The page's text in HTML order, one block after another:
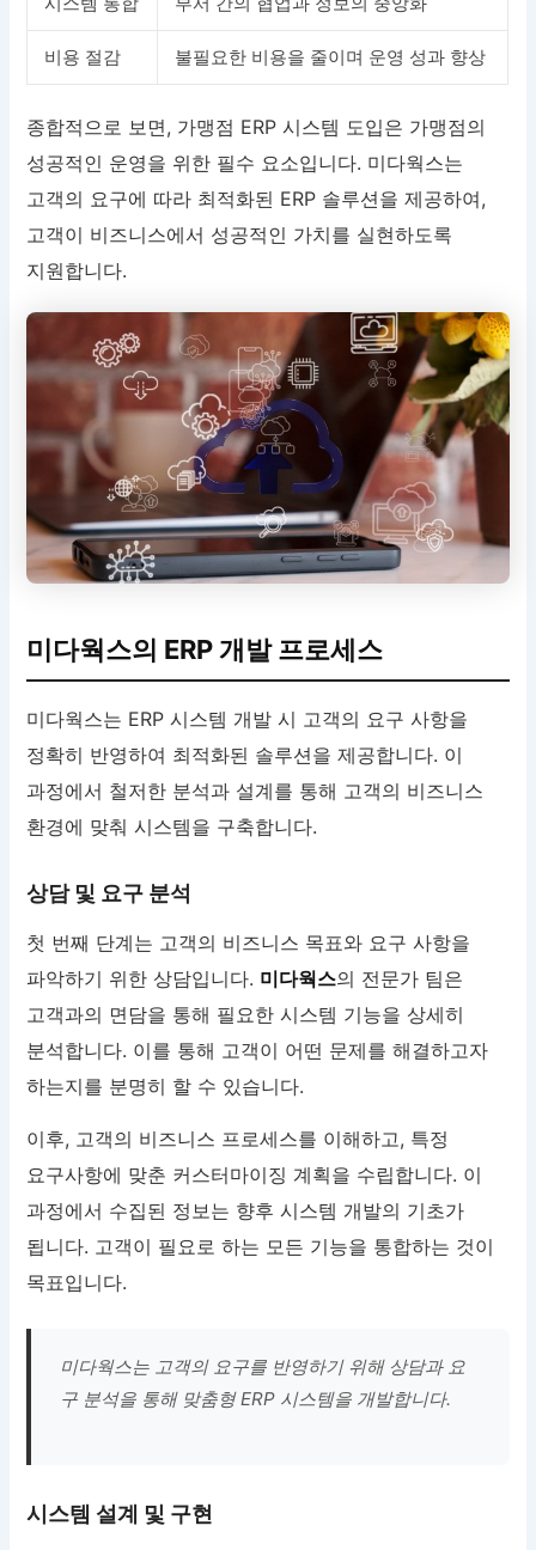
비용 절감 불필요한 비용을 줄이며 운영 성과 향상
종합적으로 보면, 가맹점 ERP 시스템 도입은 가맹점의
성공적인 운영을 위한 필수 요소입니다. 미다웍스는
고객의 요구에 따라 최적화된 ERP 솔루션을 제공하여,
고객이 비즈니스에서 성공적인 가치를 실현하도록
지원합니다.
미다웍스의 ERP 개발 프로세스
미다웍스는 ERP 시스템 개발 시 고객의 요구 사항을
정확히 반영하여 최적화된 솔루션을 제공합니다. 이
과정에서 철저한 분석과 설계를 통해 고객의 비즈니스
환경에 맞춰 시스템을 구축합니다.
상담 및 요구 분석
첫 번째 단계는 고객의 비즈니스 목표와 요구 사항을
파악하기 위한 상담입니다. 미다웍스의 전문가 팀은
고객과의 면담을 통해 필요한 시스템 기능을 상세히
분석합니다. 이를 통해 고객이 어떤 문제를 해결하고자
하는지를 분명히 할 수 있습니다.
이후, 고객의 비즈니스 프로세스를 이해하고, 특정
요구사항에 맞춘 커스터마이징 계획을 수립합니다. 이
과정에서 수집된 정보는 향후 시스템 개발의 기초가
됩니다. 고객이 필요로 하는 모든 기능을 통합하는 것이
목표입니다.
미다웍스는 고객의 요구를 반영하기 위해 상담과 요
구 분석을 통해 맞춤형 ERP 시스템을 개발합니다.
시스템 설계 및 구현